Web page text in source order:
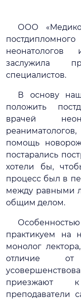
ООО
неонатологов
заслужила
специалистов.
В основу
положить
врачей
помощь
постарались
хотели бы,
процесс был в
между равными
общим делом.
практикуем на
монолог
отличие от
приезжают
преподаватели